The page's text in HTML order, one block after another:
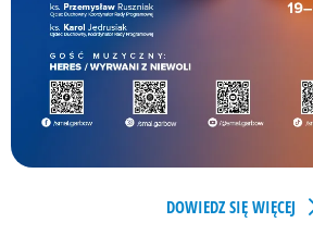
DOWIEDZ SIĘ WIĘCEJ